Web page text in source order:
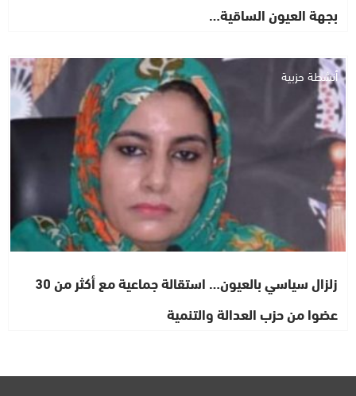
بجهة العيون الساقية…
أنشطة حزبية
زلزال سياسي بالعيون… استقالة جماعية مع أكثر من 30
عضوا من حزب العدالة والتنمية